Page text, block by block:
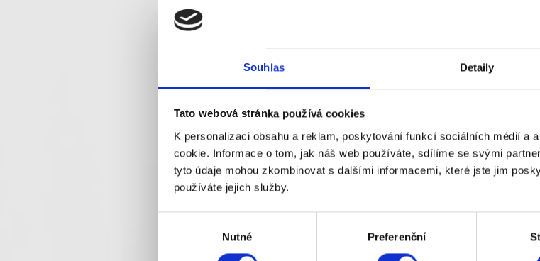
Souhlas Detaily
Tato webová stránka používá cookies
K personalizaci obsahu a reklam, poskytování funkcí sociálních médií a
cookie. Informace o tom, jak náš web používáte, sdílíme se svými
tyto údaje mohou zkombinovat s dalšími informacemi, které jste jim
používáte jejich služby.
Nutné Preferenční